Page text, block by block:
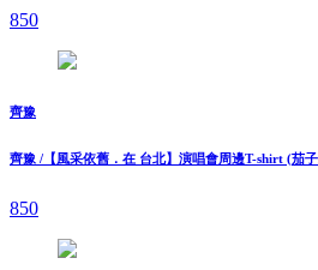
850
齊豫
齊豫 /【風采依舊．在 台北】演唱會周邊T-shirt (茄
850